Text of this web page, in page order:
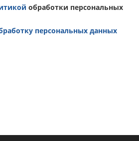
обработки персональных
персональных данных